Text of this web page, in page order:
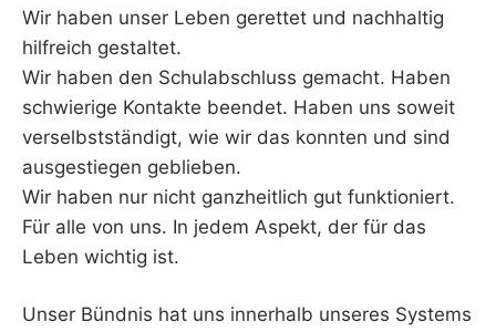
Wir haben unser Leben gerettet und nachhaltig
hilfreich gestaltet.
Wir haben den Schulabschluss gemacht. Haben
schwierige Kontakte beendet. Haben uns soweit
verselbstständigt, wie wir das konnten und sind
ausgestiegen geblieben.
Wir haben nur nicht ganzheitlich gut funktioniert.
Für alle von uns. In jedem Aspekt, der für das
Leben wichtig ist.
Unser Bündnis hat uns innerhalb unseres Systems